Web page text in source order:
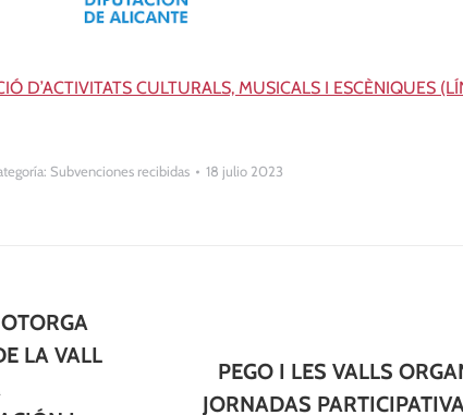
D’ACTIVITATS CULTURALS, MUSICALS I ESCÈNIQUES
Subvenciones recibidas 18 julio 2023
LA VALL
PEGO I LES VALLS
JORNADAS